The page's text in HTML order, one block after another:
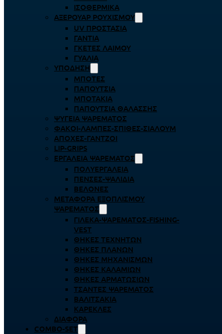
ΙΣΟΘΕΡΜΙΚΆ
ΑΞΕΡΟΥΆΡ ΡΟΥΧΙΣΜΟΎ
UV ΠΡΟΣΤΑΣΊΑ
ΓΆΝΤΙΑ
ΓΚΈΤΕΣ ΛΑΊΜΟΥ
ΓΥΑΛΙΆ
ΥΠΌΔΗΣΗ
ΜΠΌΤΕΣ
ΠΑΠΟΎΤΣΙΑ
ΜΠΟΤΆΚΙΑ
ΠΑΠΟΎΤΣΙΑ ΘΑΛΆΣΣΗΣ
ΨΥΓΕΊΑ ΨΑΡΈΜΑΤΟΣ
ΦΑΚΟΊ-ΛΆΜΠΕΣ-ΣΠΊΘΕΣ-ΣΊΑΛΟΥΜ
ΑΠΌΧΕΣ-ΓΆΝΤΖΟΙ
LIP-GRIPS
EΡΓΑΛΕΊΑ ΨΑΡΈΜΑΤΟΣ
ΠΟΛΥΕΡΓΑΛΕΊΑ
ΠΈΝΣΕΣ-ΨΑΛΊΔΙΑ
ΒΕΛΌΝΕΣ
ΜΕΤΑΦΟΡΆ ΕΞΟΠΛΙΣΜΟΎ
ΨΑΡΈΜΑΤΟΣ
ΓΙΛΈΚΑ-ΨΑΡΈΜΑΤΟΣ-FISHING-
VEST
ΘΉΚΕΣ ΤΕΧΝΗΤΏΝ
ΘΉΚΕΣ ΠΛΆΝΩΝ
ΘΉΚΕΣ ΜΗΧΑΝΙΣΜΏΝ
ΘΉΚΕΣ ΚΑΛΑΜΙΏΝ
ΘΉΚΕΣ ΑΡΜΑΤΩΣΙΏΝ
ΤΣΆΝΤΕΣ ΨΑΡΈΜΑΤΟΣ
ΒΑΛΙΤΣΆΚΙΑ
ΚΑΡΈΚΛΕΣ
ΔΙΆΦΟΡΑ
COMBO-SET